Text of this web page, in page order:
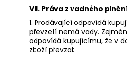
VII. Práva z vadného plnění
1. Prodávající odpovídá
převzetí nemá vady.
odpovídá kupujícímu, že v
zboží převzal: